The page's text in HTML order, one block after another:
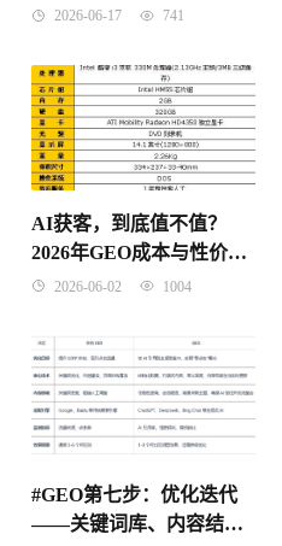
的AI采购推荐系统搭建指
2026-06-17 741
AI获客，到底值不值？
2026年GEO成本与性价比
终极解密
2026-06-02 1004
#GEO第七步：优化迭代
——关键词库、内容结构